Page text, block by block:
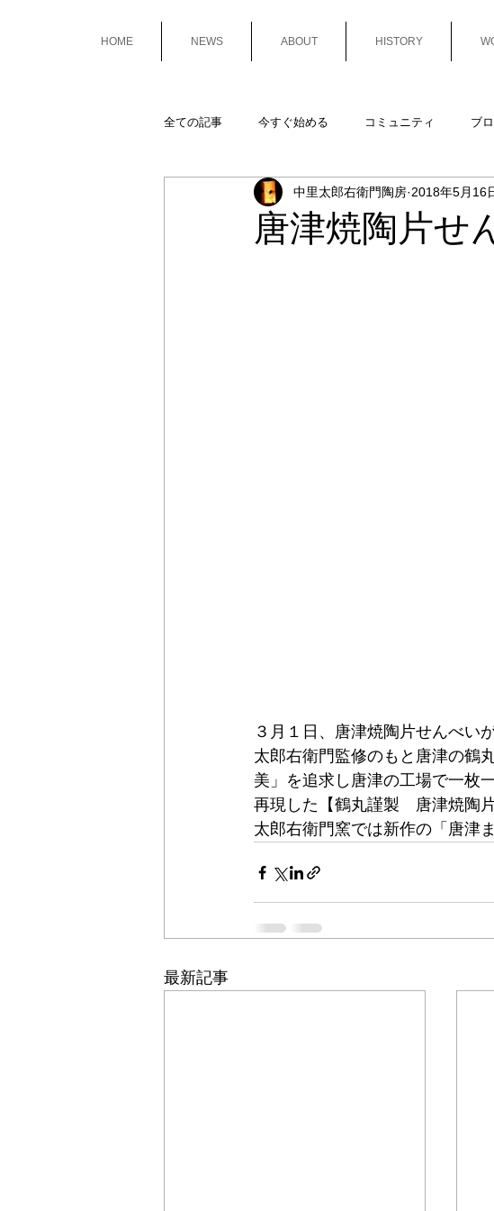
HOME NEWS ABOUT HISTORY
全ての記事 今すぐ始める コミュニティ ブ
唐津焼陶片せ
中里太郎右衛門陶房 2018年5月16
３月１日、唐津焼陶片せんべい
太郎右衛門監修のもと唐津の鶴
美」を追求し唐津の工場で一枚
再現した【鶴丸謹製　唐津焼陶
太郎右衛門窯では新作の「唐津
最新記事